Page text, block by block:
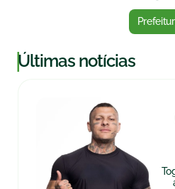
|Últimas notícias